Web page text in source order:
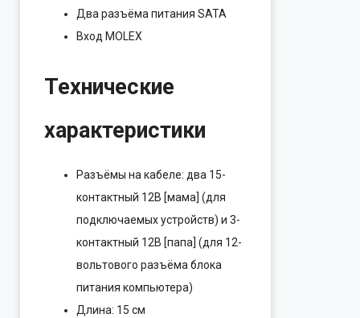
Два разъёма питания SATA
Вход MOLEX
Технические
характеристики
Разъёмы на кабеле: два 15-
контактный 12B [мама] (для
подключаемых устройств) и 3-
контактный 12В [папа] (для 12-
вольтового разъёма блока
питания компьютера)
Длина: 15 см